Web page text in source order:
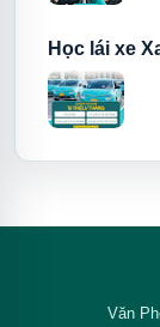
Học lái xe
Văn